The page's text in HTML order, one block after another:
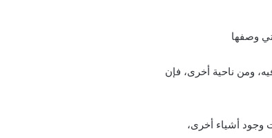
وصفها
ومن ناحية أخرى، فإن
وجود أشياء أخرى،